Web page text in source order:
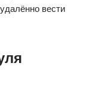
вести